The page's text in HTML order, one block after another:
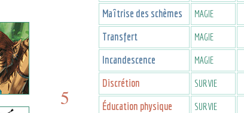
Maîtrise des schèmes MAGIE
Transfert MAGIE
Incandescence MAGIE
Discrétion SURVIE
Éducation physique SURVIE
5
5